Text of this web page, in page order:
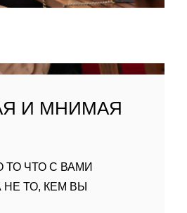
И МНИМАЯ
ТО ЧТО С ВАМИ
ТО, КЕМ ВЫ